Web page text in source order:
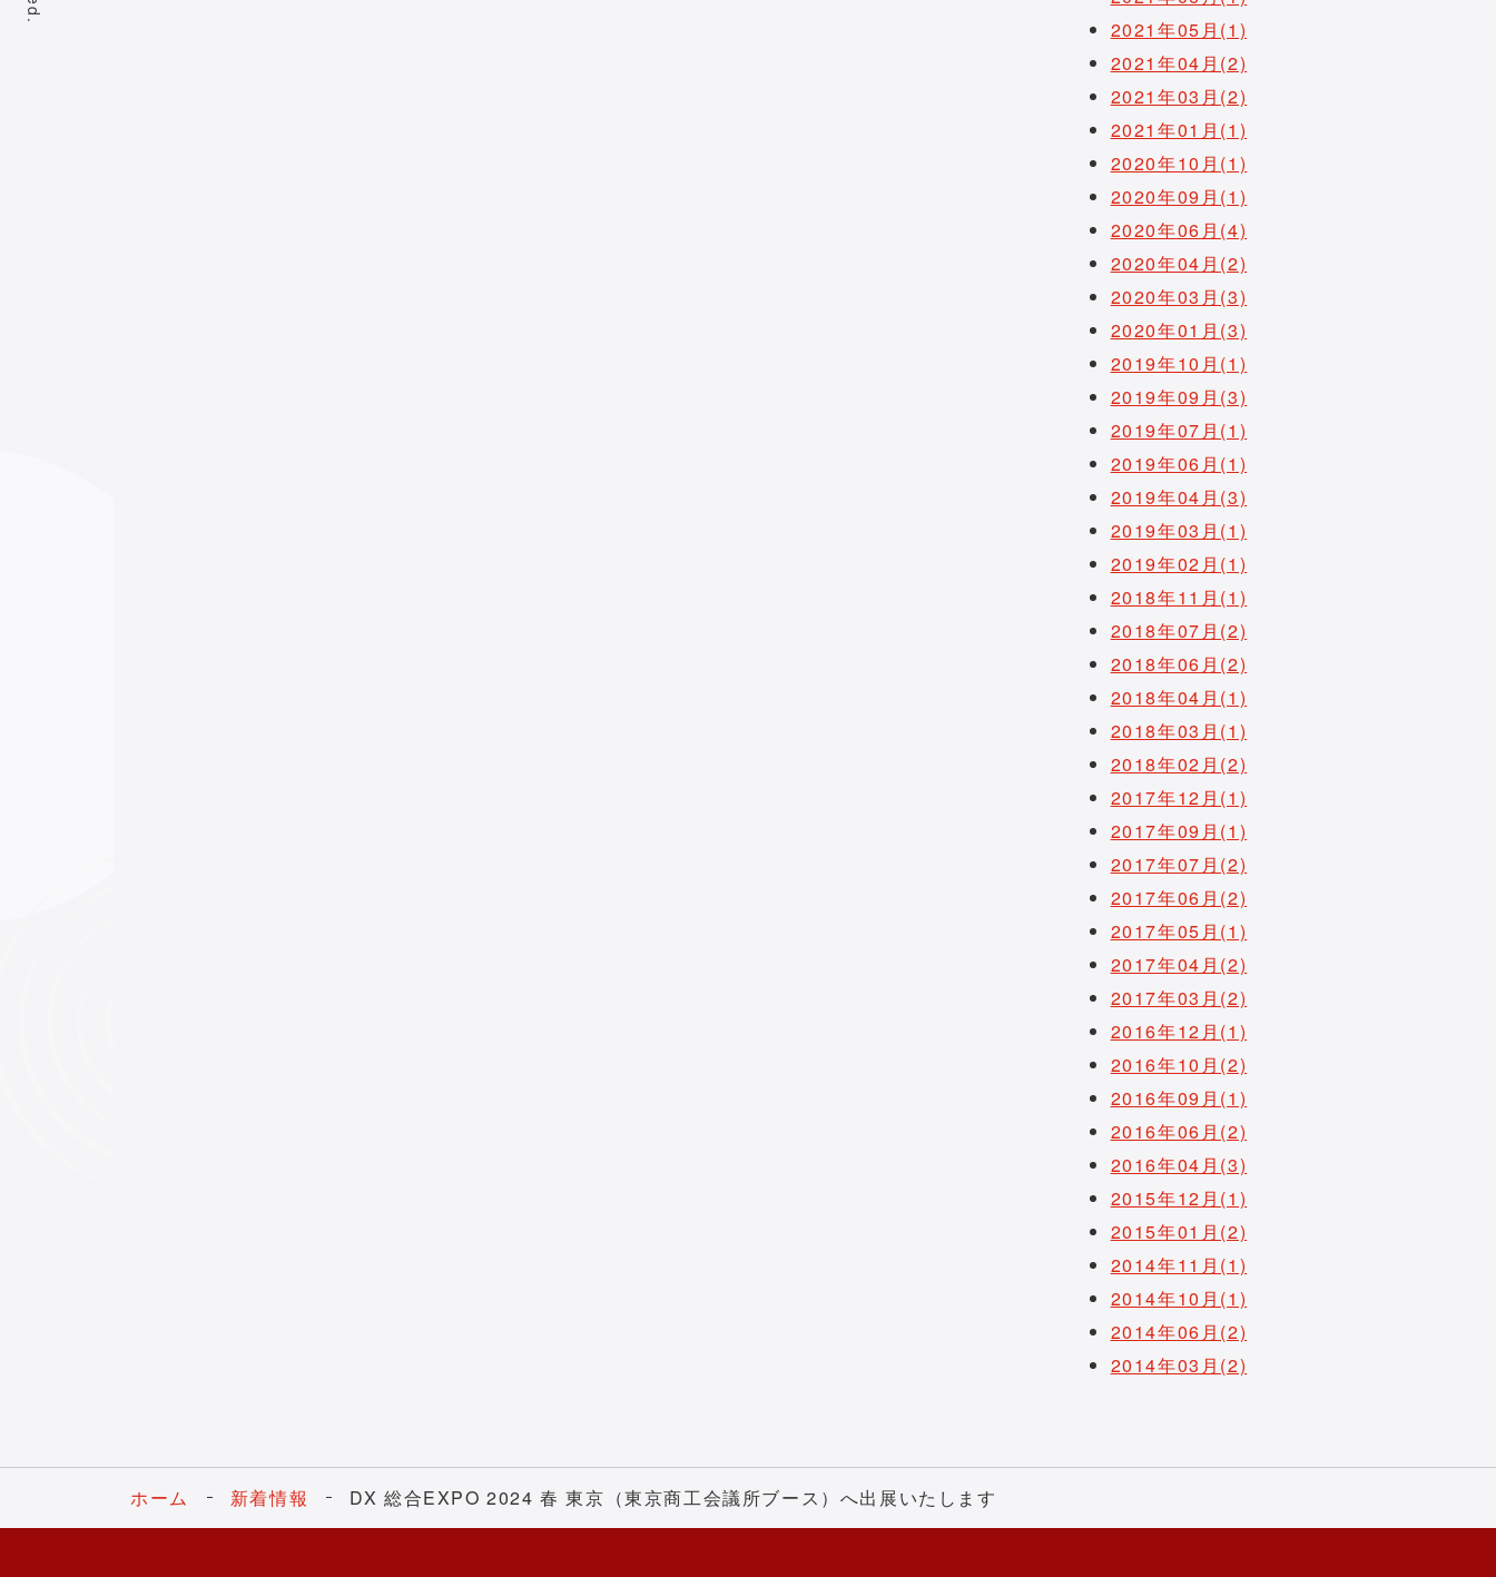
2021年05月(1)
2021年04月(2)
2021年03月(2)
2021年01月(1)
2020年10月(1)
2020年09月(1)
2020年06月(4)
2020年04月(2)
2020年03月(3)
2020年01月(3)
2019年10月(1)
2019年09月(3)
2019年07月(1)
2019年06月(1)
2019年04月(3)
2019年03月(1)
2019年02月(1)
2018年11月(1)
2018年07月(2)
2018年06月(2)
2018年04月(1)
2018年03月(1)
2018年02月(2)
2017年12月(1)
2017年09月(1)
2017年07月(2)
2017年06月(2)
2017年05月(1)
2017年04月(2)
2017年03月(2)
2016年12月(1)
2016年10月(2)
2016年09月(1)
2016年06月(2)
2016年04月(3)
2015年12月(1)
2015年01月(2)
2014年11月(1)
2014年10月(1)
2014年06月(2)
2014年03月(2)
ホーム 新着情報 DX 総合EXPO 2024 春 東京（東京商工会議所ブース）へ出展いたします